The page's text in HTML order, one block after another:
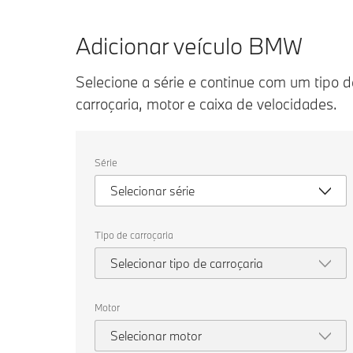
Adicionar veículo BMW
Selecione a série e continue com um tipo
carroçaria, motor e caixa de velocidades.
as
seguintes
propriedades
para
um
veículo
para
comparar.
Série
Selecionar série
Tipo de carroçaria
Selecionar tipo de carroçaria
Motor
Selecionar motor